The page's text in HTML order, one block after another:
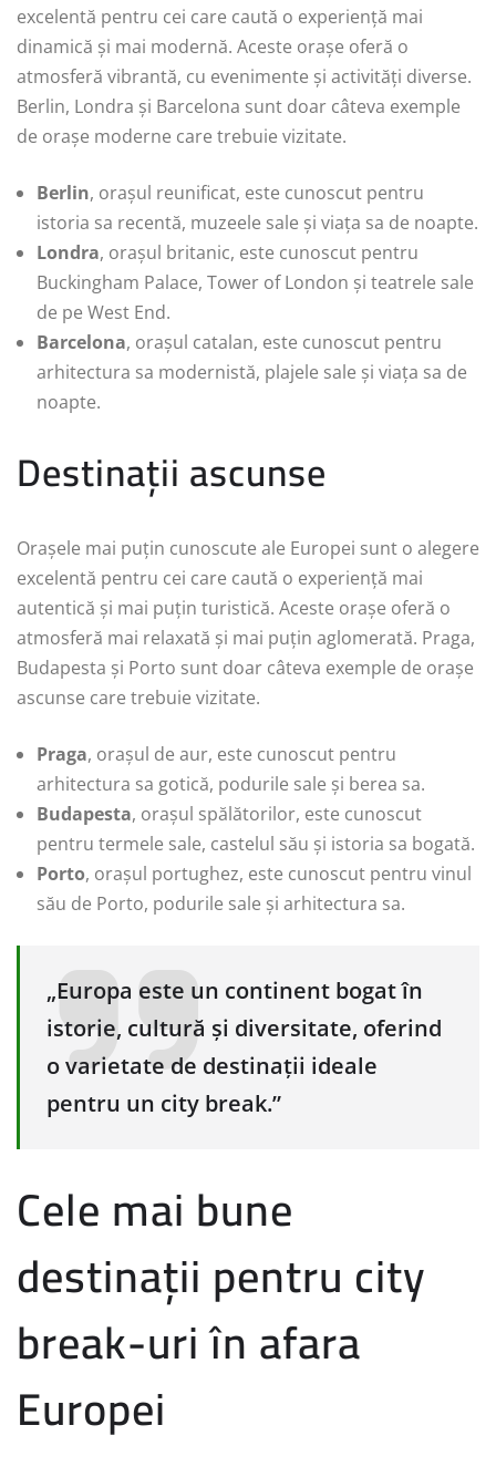
excelentă pentru cei care caută o experiență mai
dinamică și mai modernă. Aceste orașe oferă o
atmosferă vibrantă, cu evenimente și activități diverse.
Berlin, Londra și Barcelona sunt doar câteva exemple
de orașe moderne care trebuie vizitate.
Berlin, orașul reunificat, este cunoscut pentru
istoria sa recentă, muzeele sale și viața sa de noapte.
Londra, orașul britanic, este cunoscut pentru
Buckingham Palace, Tower of London și teatrele sale
de pe West End.
Barcelona, orașul catalan, este cunoscut pentru
arhitectura sa modernistă, plajele sale și viața sa de
noapte.
Destinații ascunse
Orașele mai puțin cunoscute ale Europei sunt o alegere
excelentă pentru cei care caută o experiență mai
autentică și mai puțin turistică. Aceste orașe oferă o
atmosferă mai relaxată și mai puțin aglomerată. Praga,
Budapesta și Porto sunt doar câteva exemple de orașe
ascunse care trebuie vizitate.
Praga, orașul de aur, este cunoscut pentru
arhitectura sa gotică, podurile sale și berea sa.
Budapesta, orașul spălătorilor, este cunoscut
pentru termele sale, castelul său și istoria sa bogată.
Porto, orașul portughez, este cunoscut pentru vinul
său de Porto, podurile sale și arhitectura sa.
„Europa este un continent bogat în
istorie, cultură și diversitate, oferind
o varietate de destinații ideale
pentru un city break.”
Cele mai bune
destinații pentru city
break-uri în afara
Europei